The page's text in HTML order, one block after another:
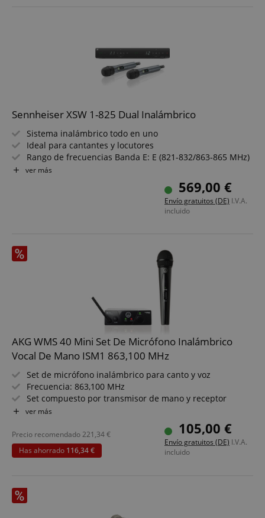
Sennheiser XSW 1-825 Dual Inalámbrico
Sistema inalámbrico todo en uno
Ideal para cantantes y locutores
Rango de frecuencias Banda E: E (821-832/863-865 MHz)
Rango de frecuencia de audio: 80-14,000 Hz
Receptor de diversidad con conmutación de antenas
ver más
569,00 €
Envío gratuitos (DE) I.V.A.
incluido
AKG WMS 40 Mini Set De Micrófono Inalámbrico
Vocal De Mano ISM1 863,100 MHz
Set de micrófono inalámbrico para canto y voz
Frecuencia: 863,100 MHz
Set compuesto por transmisor de mano y receptor
Funcionamiento sencillo: sacar de la caja y listo
Transmisión fiable y alta calidad sonora gracias a la
tecnología HDAP
Micrófono inalámbrico con cápsula dinámica
ver más
105,00 €
Envío gratuitos (DE) I.V.A.
incluido
Precio recomendado221,34€
Has ahorrado 116,34 €